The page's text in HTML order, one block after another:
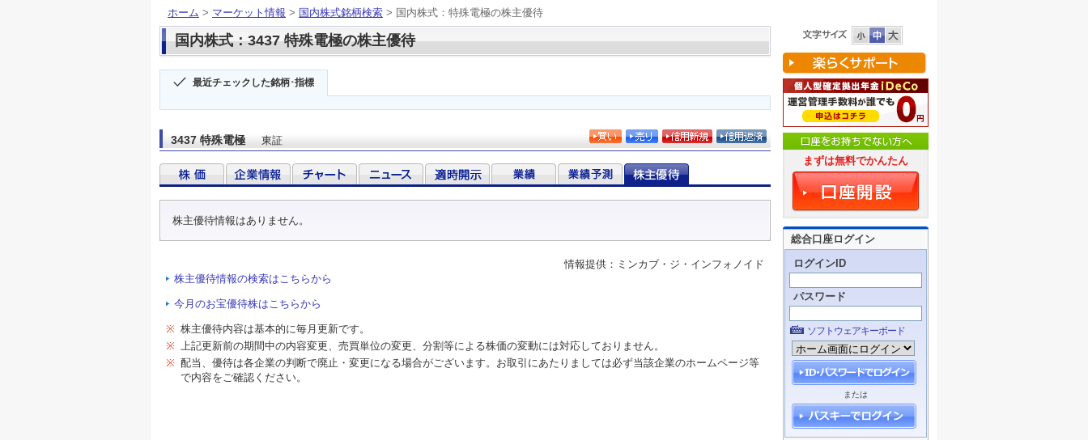
ホーム > マーケット情報 > 国内株式銘柄検索 > 国内株式：特殊電極の株主優待
国内株式：3437 特殊電極の株主優待
最近チェックした銘柄･指標
3437 特殊電極 東証
株主優待情報はありません。
情報提供：ミンカブ・ジ・インフォノイド
株主優待情報の検索はこちらから
今月のお宝優待株はこちらから
※ 株主優待内容は基本的に毎月更新です。
※ 上記更新前の期間中の内容変更、売買単位の変更、分割等による株価の変動には対応しておりません。
※ 配当、優待は各企業の判断で廃止・変更になる場合がございます。お取引にあたりましては必ず当該企業のホームページ等
で内容をご確認ください。
まずは無料でかんたん
総合口座ログイン
ログインID
パスワード
ソフトウェアキーボード
または